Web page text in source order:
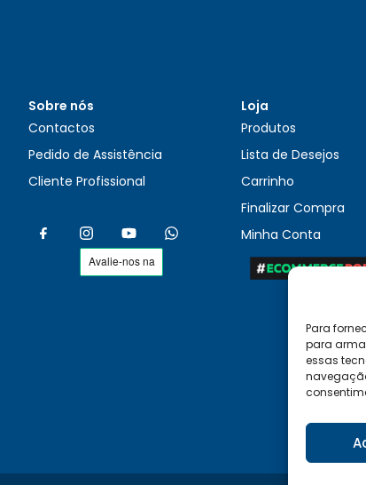
Para
para
essas
Sobre nós
Contactos
Pedido de Assistência
Cliente Profissional
Loja
Produtos
Lista de Desejos
Carrinho
Finalizar Compra
Minha Conta